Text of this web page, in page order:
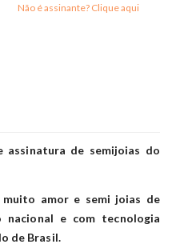
Não é assinante? Clique aqui
de semijoias do
muito amor e semi joias de
nacional e com tecnologia
de Brasil.